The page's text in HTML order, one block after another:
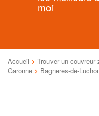
moi
Accueil > Trouver un couvreur
Garonne > Bagneres-de-